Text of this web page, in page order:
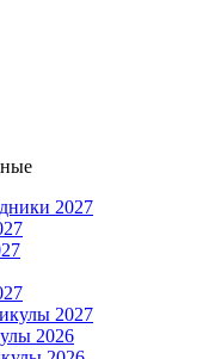
2027
2027
2026